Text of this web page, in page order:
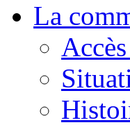
La